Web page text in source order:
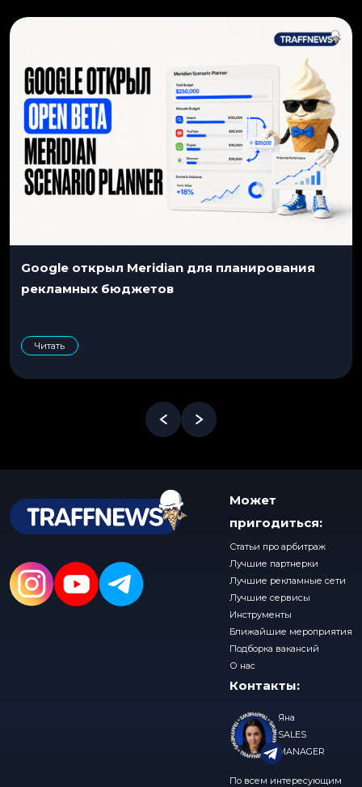
Google открыл Meridian для планирования
рекламных бюджетов
Читать
Может
пригодиться:
Статьи про арбитраж
Лучшие партнерки
Лучшие рекламные сети
Лучшие сервисы
Инструменты
Ближайшие мероприятия
Подборка вакансий
О нас
Контакты:
Яна
SALES
MANAGER
По всем интересующим